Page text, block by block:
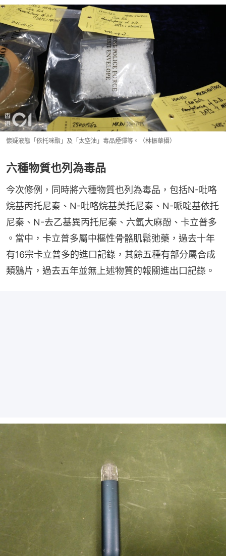
懷疑液態「依托咪酯」及「太空油」毒品煙彈等。（林振華攝）
六種物質也列為毒品
今次修例，同時將六種物質也列為毒品，包括N-吡咯
烷基丙托尼秦、N-吡咯烷基美托尼秦、N-哌啶基依托
尼秦、N-去乙基異丙托尼秦、六氫大麻酚、卡立普多
。當中，卡立普多屬中樞性骨骼肌鬆弛藥，過去十年
有16宗卡立普多的進口記錄，其餘五種有部分屬合成
類鴉片，過去五年並無上述物質的報關進出口記錄。